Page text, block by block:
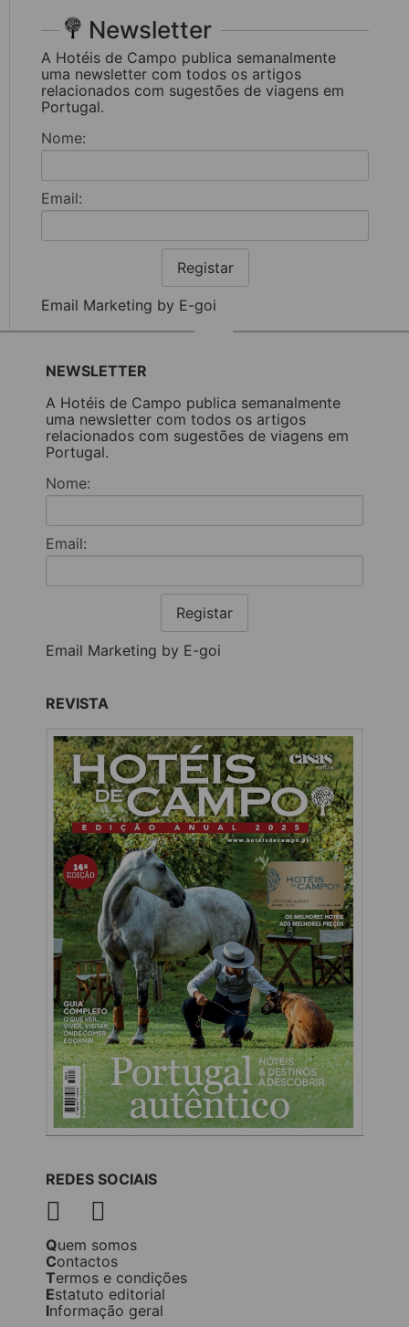
Newsletter
A Hotéis de Campo publica semanalmente
uma newsletter com todos os artigos
relacionados com sugestões de viagens em
Portugal.
Nome:
Email:
Registar
Email Marketing by E-goi
NEWSLETTER
A Hotéis de Campo publica semanalmente
uma newsletter com todos os artigos
relacionados com sugestões de viagens em
Portugal.
Nome:
Email:
Registar
Email Marketing by E-goi
REVISTA
REDES SOCIAIS
Quem somos
Contactos
Termos e condições
Estatuto editorial
Informação geral